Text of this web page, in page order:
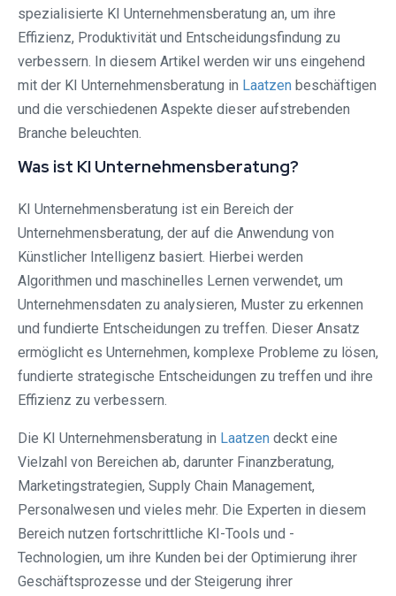
spezialisierte KI Unternehmensberatung an, um ihre
Effizienz, Produktivität und Entscheidungsfindung zu
verbessern. In diesem Artikel werden wir uns eingehend
mit der KI Unternehmensberatung in Laatzen beschäftigen
und die verschiedenen Aspekte dieser aufstrebenden
Branche beleuchten.
Was ist KI Unternehmensberatung?
KI Unternehmensberatung ist ein Bereich der
Unternehmensberatung, der auf die Anwendung von
Künstlicher Intelligenz basiert. Hierbei werden
Algorithmen und maschinelles Lernen verwendet, um
Unternehmensdaten zu analysieren, Muster zu erkennen
und fundierte Entscheidungen zu treffen. Dieser Ansatz
ermöglicht es Unternehmen, komplexe Probleme zu lösen,
fundierte strategische Entscheidungen zu treffen und ihre
Effizienz zu verbessern.
Die KI Unternehmensberatung in Laatzen deckt eine
Vielzahl von Bereichen ab, darunter Finanzberatung,
Marketingstrategien, Supply Chain Management,
Personalwesen und vieles mehr. Die Experten in diesem
Bereich nutzen fortschrittliche KI-Tools und -
Technologien, um ihre Kunden bei der Optimierung ihrer
Geschäftsprozesse und der Steigerung ihrer